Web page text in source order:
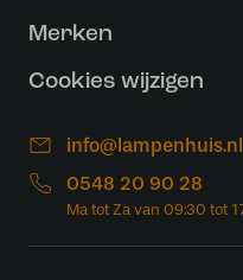
Merken
Cookies wijzigen
info@lampenhuis.nl
0548 20 90 28